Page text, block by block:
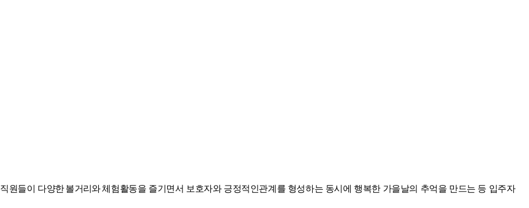
직원들이 다양한 볼거리와체험활동을 즐기면서 보호자와 긍정적인관계를 형성하는 동시에 행복한 가을날의 추억을 만드는 등 입주자